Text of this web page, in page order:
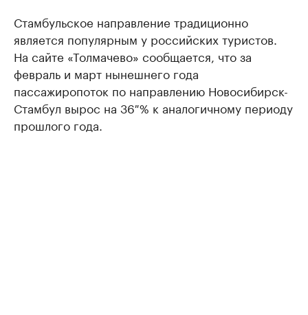
Стамбульское направление традиционно
является популярным у российских туристов.
На сайте «Толмачево» сообщается, что за
февраль и март нынешнего года
пассажиропоток по направлению Новосибирск-
Стамбул вырос на 36 % к аналогичному периоду
прошлого года.